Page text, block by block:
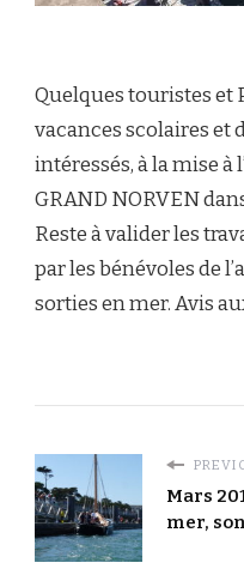
Quelques touristes et
vacances scolaires et
intéressés, à la mise à
GRAND NORVEN
Reste à valider les
par les bénévoles de
sorties en mer. Avis
Mars
mer,